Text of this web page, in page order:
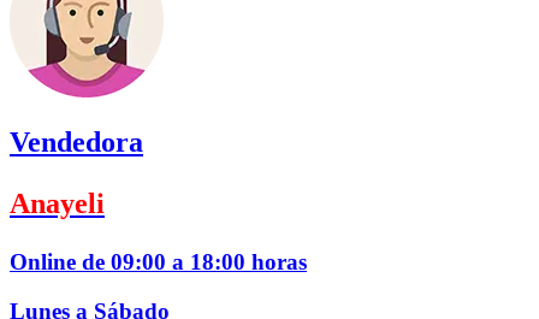
Vendedora
Anayeli
Online de 09:00 a 18:00 horas
Lunes a Sábado